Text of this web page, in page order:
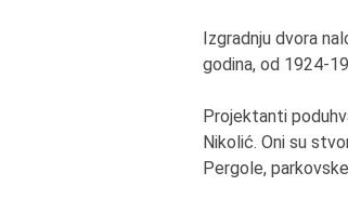
Izgradnju dvora
godina, od 1924-
Projektanti
Nikolić. Oni su
Pergole,